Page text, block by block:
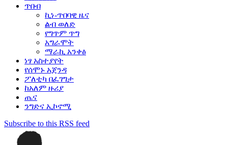
ጥበብ
ኪነ-ጥበባዊ ዜና
ልብ ወለድ
የግጥም ጥግ
አግራሞት
ማራኪ አንቀፅ
ነፃ አስተያየት
የሰሞኑ አጀንዳ
ፖለቲካ በፈገግታ
ከአለም ዙሪያ
ጤና
ንግድና ኢኮኖሚ
Subscribe to this RSS feed